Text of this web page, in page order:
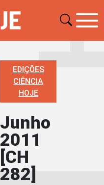
EDIÇÕES
CIÊNCIA
HOJE
Junho
2011
[CH
282]